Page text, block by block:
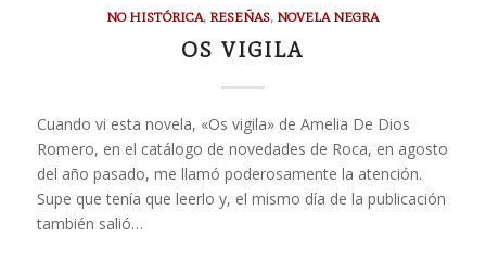
NO HISTÓRICA, RESEÑAS, NOVELA NEGRA
OS VIGILA
Cuando vi esta novela, «Os vigila» de Amelia De Dios
Romero, en el catálogo de novedades de Roca, en agosto
del año pasado, me llamó poderosamente la atención.
Supe que tenía que leerlo y, el mismo día de la publicación
también salió…